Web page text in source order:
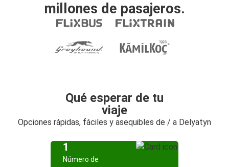
millones de pasajeros.
Qué esperar de tu
viaje
Opciones rápidas, fáciles y asequibles de / a Delyatyn
1
Número de